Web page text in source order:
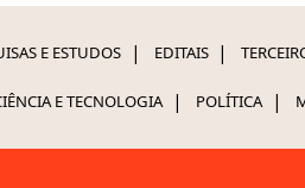
E ESTUDOS EDITAIS
E TECNOLOGIA POLÍTICA